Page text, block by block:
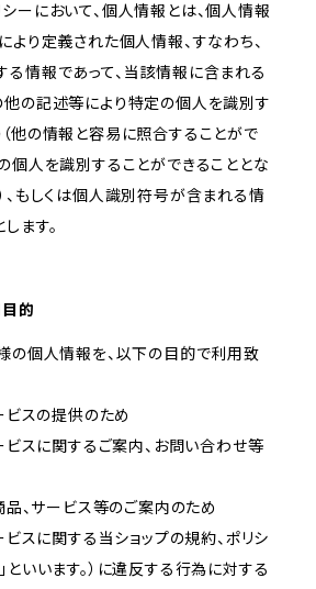
ーにおいて、個人情報とは、個人情報
り定義された個人情報、すなわち、
情報であって、当該情報に含まれる
他の記述等により特定の個人を識別す
他の情報と容易に照合することがで
個人を識別することができることとな
、もしくは個人識別符号が含まれる情
ます。
的
の個人情報を、以下の目的で利用致
ビスの提供のため
ビスに関するご案内、お問い合わせ等
品、サービス等のご案内のため
ビスに関する当ショップの規約、ポリシ
といいます。）に違反する行為に対する